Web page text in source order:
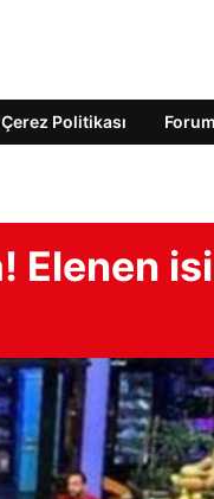
Çerez Politikası Forum
Elenen